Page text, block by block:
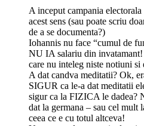
A inceput campania
acest sens (sau poate scriu
de a se documenta?)
Iohannis nu face “cumul de
NU IA salariu din
care nu inteleg niste notiuni
A dat candva meditatii? Ok,
SIGUR ca le-a dat meditatii
sigur ca la FIZICA le dadea?
dat la germana – sau cel
ceea ce e cu totul altceva!